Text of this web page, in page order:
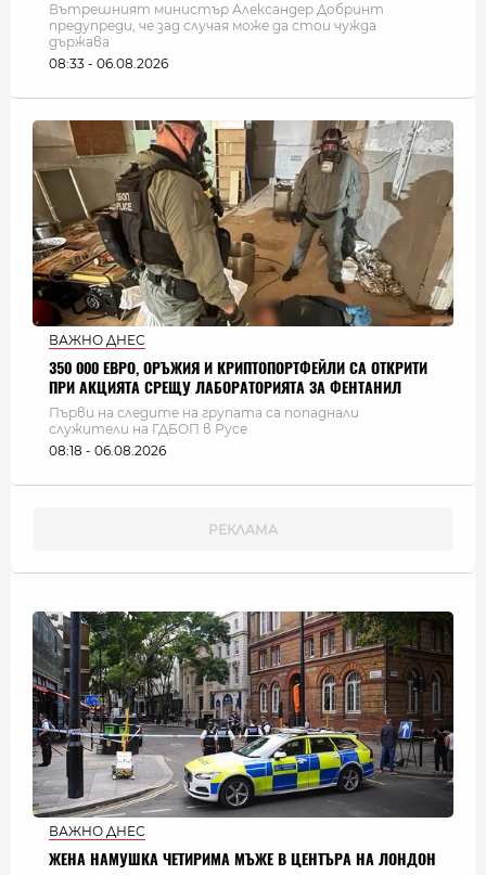
Вътрешният министър Александер Добринт
предупреди, че зад случая може да стои чужда
държава
08:33 - 06.08.2026
ВАЖНО ДНЕС
350 000 ЕВРО, ОРЪЖИЯ И КРИПТОПОРТФЕЙЛИ СА ОТКРИТИ
ПРИ АКЦИЯТА СРЕЩУ ЛАБОРАТОРИЯТА ЗА ФЕНТАНИЛ
Първи на следите на групата са попаднали
служители на ГДБОП в Русе
08:18 - 06.08.2026
ВАЖНО ДНЕС
ЖЕНА НАМУШКА ЧЕТИРИМА МЪЖЕ В ЦЕНТЪРА НА ЛОНДОН